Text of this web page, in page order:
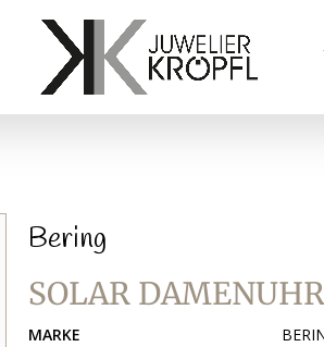
Bering
SOLAR DAMENUHR
MARKE